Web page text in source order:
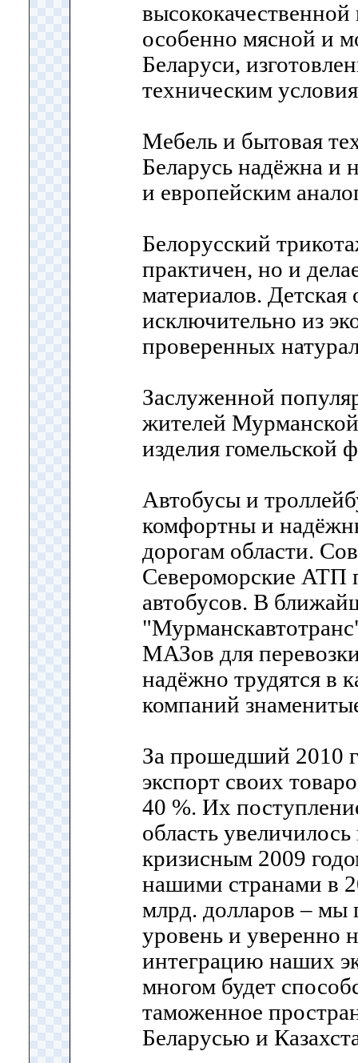
особенно мясной и
Беларуси,
техническим
Мебель и бытовая
Беларусь надёжна и
и европейским
Белорусский
практичен, но и
материалов. Детская
исключительно из
проверенных
Заслуженной
жителей
изделия гомельской
Автобусы и
комфортны и
дорогам области.
Североморские АТП
автобусов. В
МАЗов для
надёжно трудятся в
компаний
За прошедший 2010
экспорт своих
40 %. Их
область
кризисным 2009
нашими странами в
млрд. долларов – мы
уровень и уверенно
интеграцию наших
многом будет
таможенное
Беларусью и